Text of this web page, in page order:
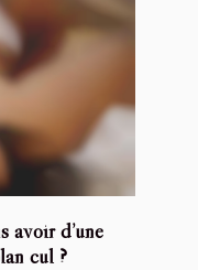
avoir d’une
cul ?